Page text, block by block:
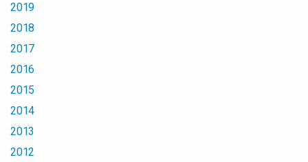
2019
2018
2017
2016
2015
2014
2013
2012